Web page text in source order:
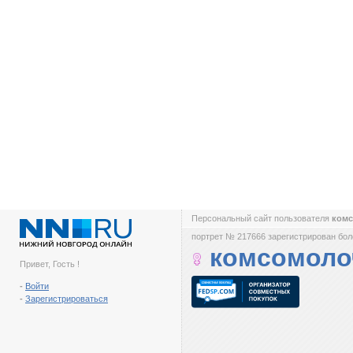
Привет, Гость !
- Войти
- Зарегистрироваться
Персональный сайт пользователя
портрет № 217666 зарегистрирован